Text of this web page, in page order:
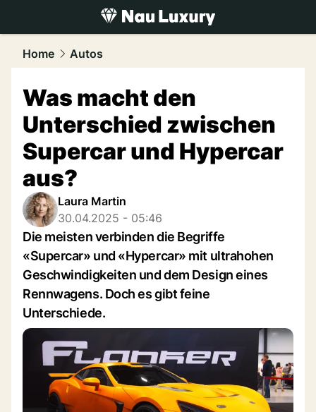
luxury.NAU.ch
Home Autos
Was macht den
Unterschied zwischen
Supercar und Hypercar
aus?
Laura Martin
30.04.2025 - 05:46
Die meisten verbinden die Begriffe
«Supercar» und «Hypercar» mit ultrahohen
Geschwindigkeiten und dem Design eines
Rennwagens. Doch es gibt feine
Unterschiede.